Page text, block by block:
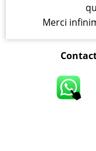
Merci